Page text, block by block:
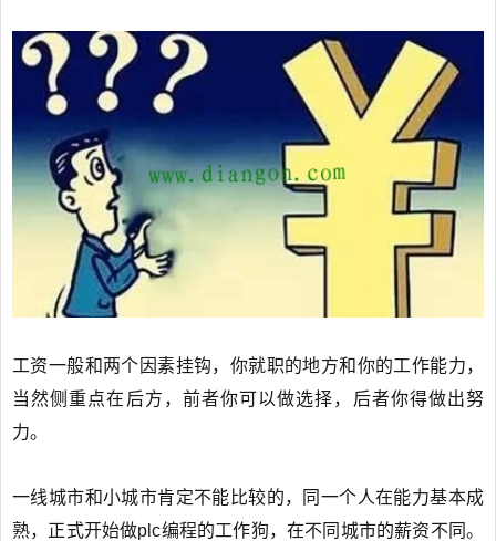
工资一般和两个因素挂钩，你就职的地方和你的工作能力，
当然侧重点在后方，前者你可以做选择，后者你得做出努
力。
一线城市和小城市肯定不能比较的，同一个人在能力基本成
熟，正式开始做plc编程的工作狗，在不同城市的薪资不同。